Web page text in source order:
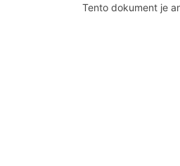
Tento dokument je